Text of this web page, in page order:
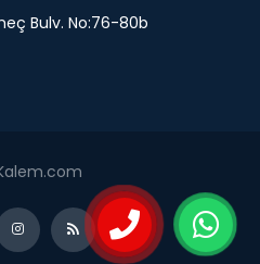
Bulv. No:76-80b